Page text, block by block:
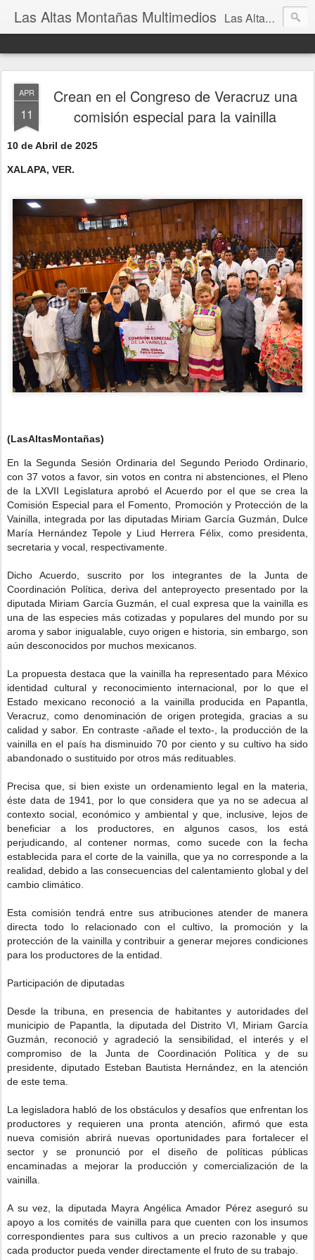
Las Altas Montañas Multimedios Las Altas Montañas Multimedios
APR
11
Crean en el Congreso de Veracruz una
comisión especial para la vainilla
10 de Abril de 2025
XALAPA, VER.
(LasAltasMontañas)
En la Segunda Sesión Ordinaria del Segundo Periodo Ordinario,
con 37 votos a favor, sin votos en contra ni abstenciones, el Pleno
de la LXVII Legislatura aprobó el Acuerdo por el que se crea la
Comisión Especial para el Fomento, Promoción y Protección de la
Vainilla, integrada por las diputadas Miriam García Guzmán, Dulce
María Hernández Tepole y Liud Herrera Félix, como presidenta,
secretaria y vocal, respectivamente.
Dicho Acuerdo, suscrito por los integrantes de la Junta de
Coordinación Política, deriva del anteproyecto presentado por la
diputada Miriam García Guzmán, el cual expresa que la vainilla es
una de las especies más cotizadas y populares del mundo por su
aroma y sabor inigualable, cuyo origen e historia, sin embargo, son
aún desconocidos por muchos mexicanos.
La propuesta destaca que la vainilla ha representado para México
identidad cultural y reconocimiento internacional, por lo que el
Estado mexicano reconoció a la vainilla producida en Papantla,
Veracruz, como denominación de origen protegida, gracias a su
calidad y sabor. En contraste -añade el texto-, la producción de la
vainilla en el país ha disminuido 70 por ciento y su cultivo ha sido
abandonado o sustituido por otros más redituables.
Precisa que, si bien existe un ordenamiento legal en la materia,
éste data de 1941, por lo que considera que ya no se adecua al
contexto social, económico y ambiental y que, inclusive, lejos de
beneficiar a los productores, en algunos casos, los está
perjudicando, al contener normas, como sucede con la fecha
establecida para el corte de la vainilla, que ya no corresponde a la
realidad, debido a las consecuencias del calentamiento global y del
cambio climático.
Esta comisión tendrá entre sus atribuciones atender de manera
directa todo lo relacionado con el cultivo, la promoción y la
protección de la vainilla y contribuir a generar mejores condiciones
para los productores de la entidad.
Participación de diputadas
Desde la tribuna, en presencia de habitantes y autoridades del
municipio de Papantla, la diputada del Distrito VI, Miriam García
Guzmán, reconoció y agradeció la sensibilidad, el interés y el
compromiso de la Junta de Coordinación Política y de su
presidente, diputado Esteban Bautista Hernández, en la atención
de este tema.
La legisladora habló de los obstáculos y desafíos que enfrentan los
productores y requieren una pronta atención, afirmó que esta
nueva comisión abrirá nuevas oportunidades para fortalecer el
sector y se pronunció por el diseño de políticas públicas
encaminadas a mejorar la producción y comercialización de la
vainilla.
A su vez, la diputada Mayra Angélica Amador Pérez aseguró su
apoyo a los comités de vainilla para que cuenten con los insumos
correspondientes para sus cultivos a un precio razonable y que
cada productor pueda vender directamente el fruto de su trabajo.